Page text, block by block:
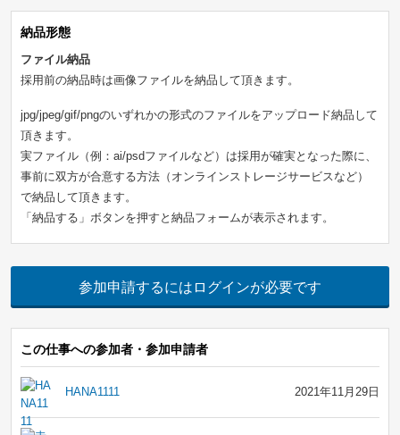
納品形態
ファイル納品
採用前の納品時は画像ファイルを納品して頂きます。
jpg/jpeg/gif/pngのいずれかの形式のファイルをアップロード納品して
頂きます。
実ファイル（例：ai/psdファイルなど）は採用が確実となった際に、
事前に双方が合意する方法（オンラインストレージサービスなど）
で納品して頂きます。
「納品する」ボタンを押すと納品フォームが表示されます。
参加申請するにはログインが必要です
この仕事への参加者・参加申請者
HANA1111 2021年11月29日